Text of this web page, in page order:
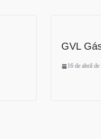
GVL
16 de abril de